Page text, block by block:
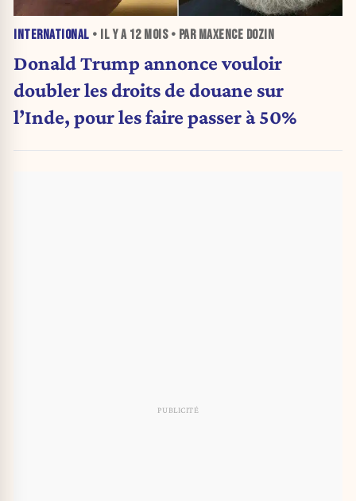
INTERNATIONAL • IL Y A 12 MOIS• PAR MAXENCE DOZIN
Donald Trump annonce vouloir
doubler les droits de douane sur
l’Inde, pour les faire passer à 50%